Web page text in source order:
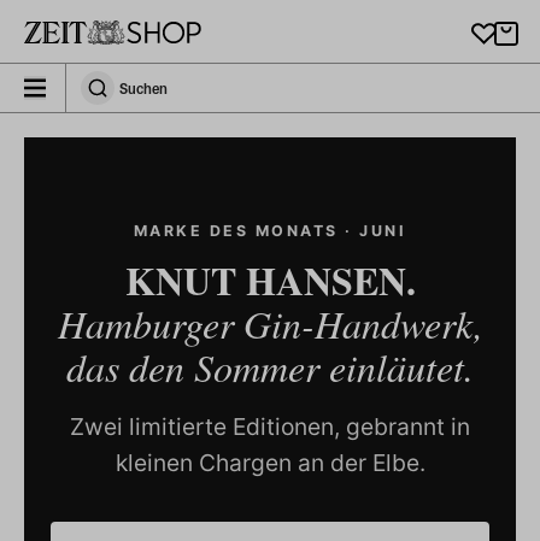
zeit_storefront.components.search.collapsed
SuchenSuchen
MARKE DES MONATS · JUNI
KNUT HANSEN.
Hamburger Gin-Handwerk,
das den Sommer einläutet.
Zwei limitierte Editionen, gebrannt in
kleinen Chargen an der Elbe.